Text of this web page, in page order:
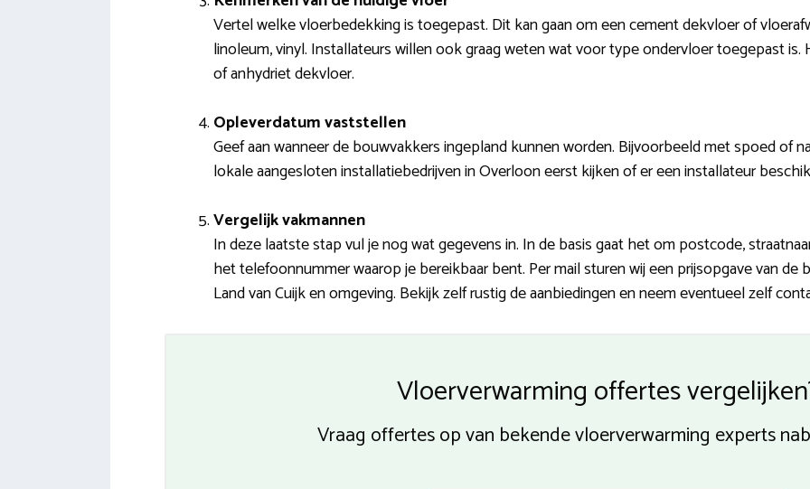
Vertel welke vloerbedekking is toegepast. Dit kan gaan om een cement dekvloer of
linoleum, vinyl. Installateurs willen ook graag weten wat voor type ondervloer toegepast
of anhydriet dekvloer.
Opleverdatum vaststellen
Geef aan wanneer de bouwvakkers ingepland kunnen worden. Bijvoorbeeld met spoed of
lokale aangesloten installatiebedrijven in Overloon eerst kijken of er een installateur
Vergelijk vakmannen
In deze laatste stap vul je nog wat gegevens in. In de basis gaat het om postcode,
het telefoonnummer waarop je bereikbaar bent. Per mail sturen wij een prijsopgave van de
Land van Cuijk en omgeving. Bekijk zelf rustig de aanbiedingen en neem eventueel zelf
Vloerverwarming offertes
Vraag offertes op van bekende vloerverwarming experts